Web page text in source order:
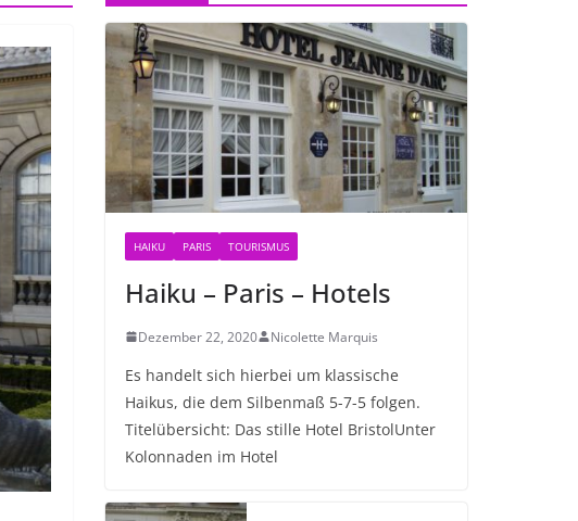
HAIKU PARIS TOURISMUS
Haiku – Paris – Hotels
Dezember 22, 2020 Nicolette Marquis
Es handelt sich hierbei um klassische
Haikus, die dem Silbenmaß 5-7-5 folgen.
Titelübersicht: Das stille Hotel BristolUnter
Kolonnaden im Hotel